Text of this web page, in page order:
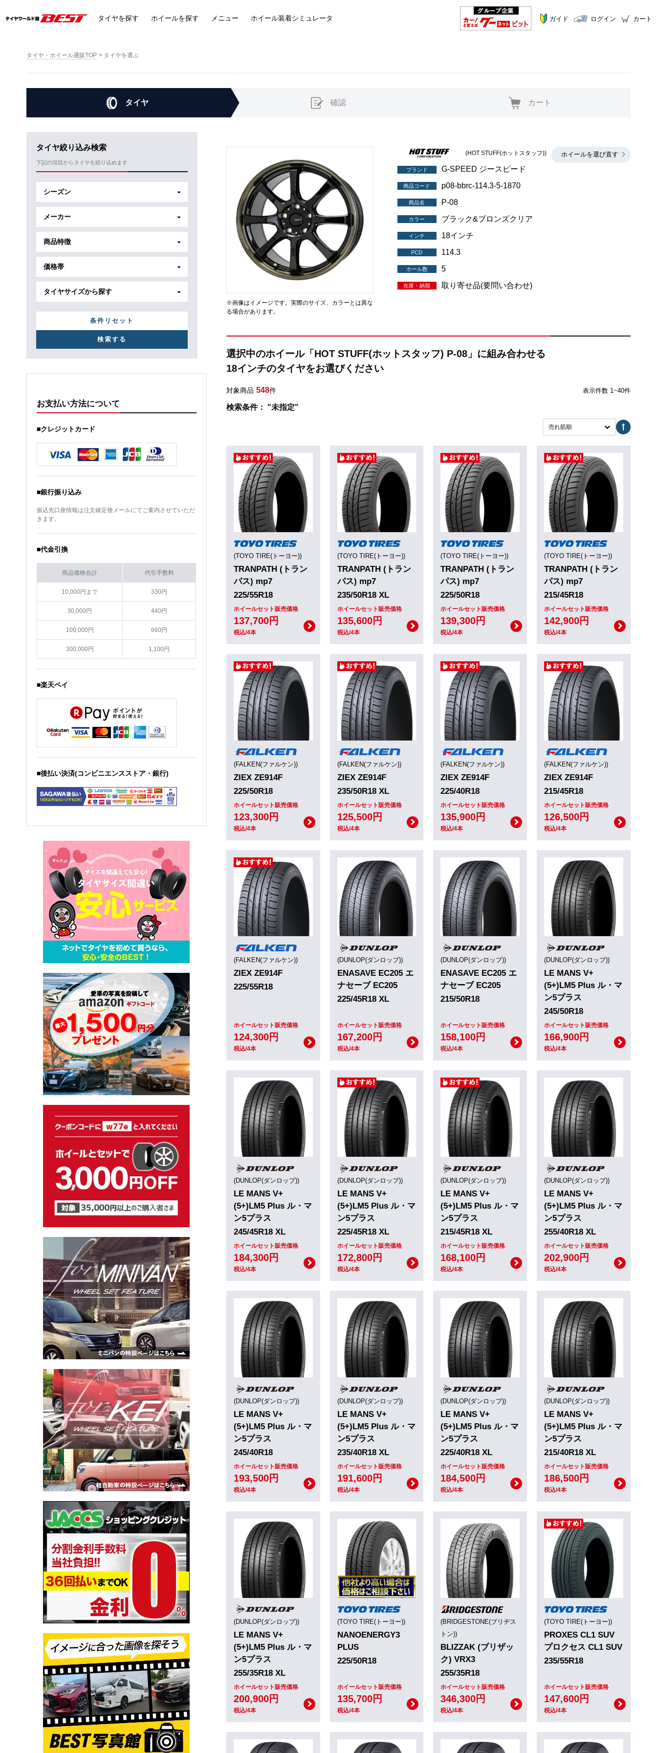
タイヤを探す ホイールを探す メニュー ホイール装着シミュレータ ガイド ログイン カート
タイヤ・ホイール通販TOP タイヤを選ぶ
タイヤ 確認 カート
タイヤ絞り込み検索
下記の項目からタイヤを絞り込めます
シーズン
メーカー
商品特徴
価格帯
タイヤサイズから探す
条件リセット
お支払い方法について
■クレジットカード
■銀行振り込み
振込先口座情報は注文確定後メールにてご案内させていただ
きます。
■代金引換
商品価格合計 代引手数料
10,000円まで 330円
30,000円 440円
100,000円 660円
300,000円 1,100円
■楽天ペイ
■後払い決済(コンビニエンスストア・銀行)
※画像はイメージです。実際のサイズ、カラーとは異な
る場合があります。
ホイールを選び直す
(HOT STUFF(ホットスタッフ))
ブランド G-SPEED ジースピード
商品コード p08-bbrc-114.3-5-1870
商品名 P-08
カラー ブラック&ブロンズクリア
インチ 18インチ
PCD 114.3
ホール数 5
在庫・納期 取り寄せ品(要問い合わせ)
選択中のホイール「HOT STUFF(ホットスタッフ) P-08」に組み合わせる
18インチのタイヤをお選びください
対象商品 548件 表示件数 1~40件
検索条件： "未指定"
売れ筋順
(TOYO TIRE(トーヨー))
TRANPATH (トラン
パス) mp7
225/55R18
ホイールセット販売価格
137,700円
税込/4本
(TOYO TIRE(トーヨー))
TRANPATH (トラン
パス) mp7
235/50R18 XL
ホイールセット販売価格
135,600円
税込/4本
(TOYO TIRE(トーヨー))
TRANPATH (トラン
パス) mp7
225/50R18
ホイールセット販売価格
139,300円
税込/4本
(TOYO TIRE(トーヨー))
TRANPATH (トラン
パス) mp7
215/45R18
ホイールセット販売価格
142,900円
税込/4本
(FALKEN(ファルケン))
ZIEX ZE914F
225/50R18
ホイールセット販売価格
123,300円
税込/4本
(FALKEN(ファルケン))
ZIEX ZE914F
235/50R18 XL
ホイールセット販売価格
125,500円
税込/4本
(FALKEN(ファルケン))
ZIEX ZE914F
225/40R18
ホイールセット販売価格
135,900円
税込/4本
(FALKEN(ファルケン))
ZIEX ZE914F
215/45R18
ホイールセット販売価格
126,500円
税込/4本
(FALKEN(ファルケン))
ZIEX ZE914F
225/55R18
ホイールセット販売価格
124,300円
税込/4本
(DUNLOP(ダンロップ))
ENASAVE EC205 エ
ナセーブ EC205
225/45R18 XL
ホイールセット販売価格
167,200円
税込/4本
(DUNLOP(ダンロップ))
ENASAVE EC205 エ
ナセーブ EC205
215/50R18
ホイールセット販売価格
158,100円
税込/4本
(DUNLOP(ダンロップ))
LE MANS V+
(5+)LM5 Plus ル・マ
ン5プラス
245/50R18
ホイールセット販売価格
166,900円
税込/4本
(DUNLOP(ダンロップ))
LE MANS V+
(5+)LM5 Plus ル・マ
ン5プラス
245/45R18 XL
ホイールセット販売価格
184,300円
税込/4本
(DUNLOP(ダンロップ))
LE MANS V+
(5+)LM5 Plus ル・マ
ン5プラス
225/45R18 XL
ホイールセット販売価格
172,800円
税込/4本
(DUNLOP(ダンロップ))
LE MANS V+
(5+)LM5 Plus ル・マ
ン5プラス
215/45R18 XL
ホイールセット販売価格
168,100円
税込/4本
(DUNLOP(ダンロップ))
LE MANS V+
(5+)LM5 Plus ル・マ
ン5プラス
255/40R18 XL
ホイールセット販売価格
202,900円
税込/4本
(DUNLOP(ダンロップ))
LE MANS V+
(5+)LM5 Plus ル・マ
ン5プラス
245/40R18
ホイールセット販売価格
193,500円
税込/4本
(DUNLOP(ダンロップ))
LE MANS V+
(5+)LM5 Plus ル・マ
ン5プラス
235/40R18 XL
ホイールセット販売価格
191,600円
税込/4本
(DUNLOP(ダンロップ))
LE MANS V+
(5+)LM5 Plus ル・マ
ン5プラス
225/40R18 XL
ホイールセット販売価格
184,500円
税込/4本
(DUNLOP(ダンロップ))
LE MANS V+
(5+)LM5 Plus ル・マ
ン5プラス
215/40R18 XL
ホイールセット販売価格
186,500円
税込/4本
(DUNLOP(ダンロップ))
LE MANS V+
(5+)LM5 Plus ル・マ
ン5プラス
255/35R18 XL
ホイールセット販売価格
200,900円
税込/4本
(TOYO TIRE(トーヨー))
NANOENERGY3
PLUS
225/50R18
ホイールセット販売価格
135,700円
税込/4本
(BRIDGESTONE(ブリヂス
トン))
BLIZZAK (ブリザッ
ク) VRX3
255/35R18
ホイールセット販売価格
346,300円
税込/4本
(TOYO TIRE(トーヨー))
PROXES CL1 SUV
プロクセス CL1 SUV
235/55R18
ホイールセット販売価格
147,600円
税込/4本